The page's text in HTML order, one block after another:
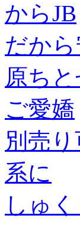
からJB
だか
原ち
ご愛嬌
別売
系に
しゅ